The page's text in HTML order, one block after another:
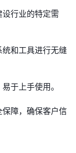
行业的特定需
和工具进行无缝
于上手使用。
保障，确保客户信